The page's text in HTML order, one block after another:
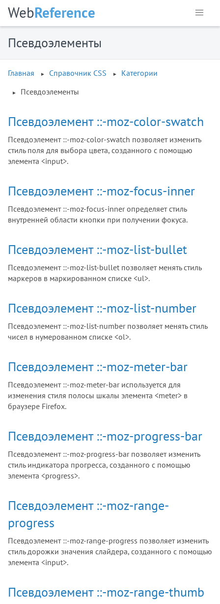
WebReference
Псевдоэлементы
Главная Справочник CSS
Категории
Псевдоэлементы
Псевдоэлемент ::-moz-color-swatch
Псевдоэлемент ::-moz-color-swatch позволяет изменить
стиль поля для выбора цвета, созданного с помощью
элемента <input>.
Псевдоэлемент ::-moz-focus-inner
Псевдоэлемент ::-moz-focus-inner определяет стиль
внутренней области кнопки при получении фокуса.
Псевдоэлемент ::-moz-list-bullet
Псевдоэлемент ::-moz-list-bullet позволяет менять стиль
маркеров в маркированном списке <ul>.
Псевдоэлемент ::-moz-list-number
Псевдоэлемент ::-moz-list-number позволяет менять стиль
чисел в нумерованном списке <ol>.
Псевдоэлемент ::-moz-meter-bar
Псевдоэлемент ::-moz-meter-bar используется для
изменения стиля полосы шкалы элемента <meter> в
браузере Firefox.
Псевдоэлемент ::-moz-progress-bar
Псевдоэлемент ::-moz-progress-bar позволяет изменить
стиль индикатора прогресса, созданного с помощью
элемента <progress>.
Псевдоэлемент ::-moz-range-
progress
Псевдоэлемент ::-moz-range-progress позволяет изменить
стиль дорожки значения слайдера, созданного с помощью
элемента <input>.
Псевдоэлемент ::-moz-range-thumb